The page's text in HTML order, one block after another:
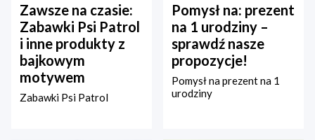
Zawsze na czasie:
Zabawki Psi Patrol
i inne produkty z
bajkowym
motywem
Zabawki Psi Patrol
Pomysł na: prezent
na 1 urodziny –
sprawdź nasze
propozycje!
Pomysł na prezent na 1
urodziny